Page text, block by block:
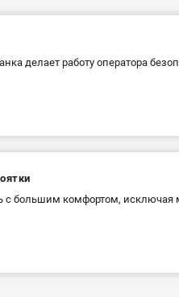
делает работу оператора
с большим комфортом, исключая